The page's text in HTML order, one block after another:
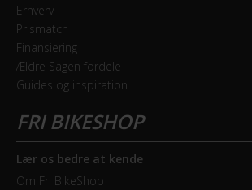
Forskifter
Shimano Deore FD-T610
Geartype
Kassette
Erhverv
Prismatch
Finansiering
Ældre Sagen fordele
Guides og inspiration
Lær os bedre at kende
Om Fri BikeShop